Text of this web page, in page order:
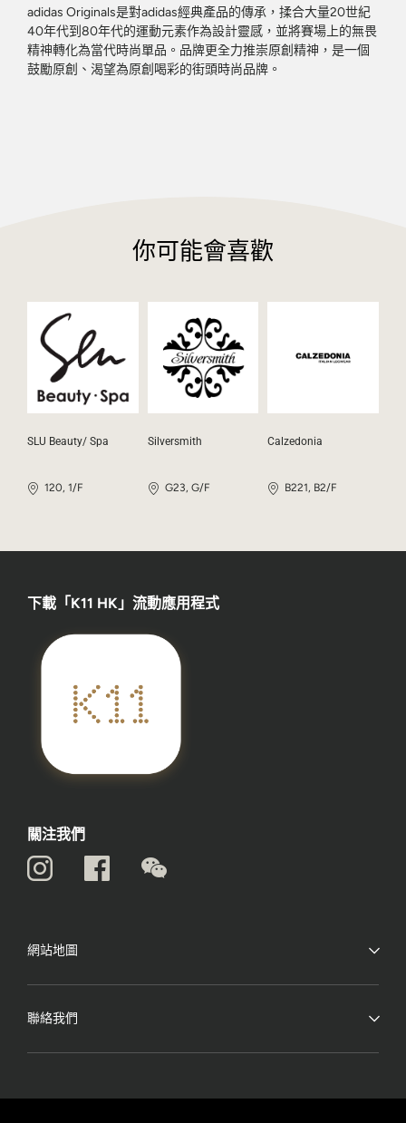
adidas Originals是對adidas經典產品的傳承，揉合大量20世紀
40年代到80年代的運動元素作為設計靈感，並將賽場上的無畏
精神轉化為當代時尚單品。品牌更全力推崇原創精神，是一個
鼓勵原創、渴望為原創喝彩的街頭時尚品牌。
你可能會喜歡
SLU Beauty/ Spa
120, 1/F
Silversmith
G23, G/F
Calzedonia
B221, B2/F
下載「K11 HK」流動應用程式
關注我們
網站地圖
聯絡我們